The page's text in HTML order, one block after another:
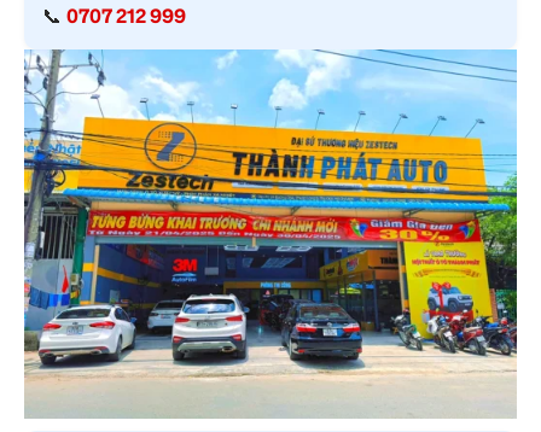
📞 0707 212 999